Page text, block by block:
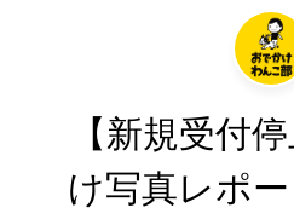
【新規受付
け写真レポ